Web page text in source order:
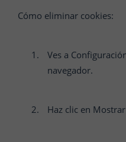
Cómo eliminar cookies:
Ves a
navegador.
Haz clic en